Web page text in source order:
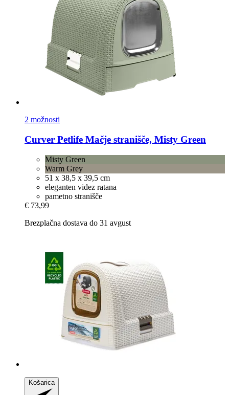
2 možnosti
Curver Petlife Mačje stranišče, Misty Green
Misty Green
Warm Grey
51 x 38,5 x 39,5 cm
eleganten videz ratana
pametno stranišče
€ 73,99
Brezplačna dostava do 31 avgust
Košarica